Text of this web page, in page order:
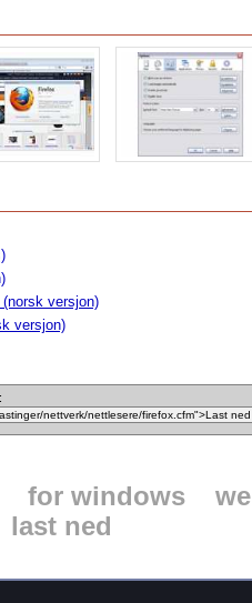
versjon)
versjon)
for windows
last ned